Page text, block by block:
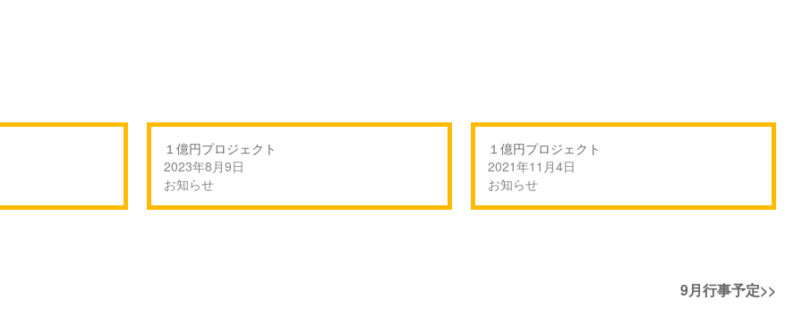
１億円プロジェクト
2023年8月9日
お知らせ
１億円プロジェクト
2021年11月4日
お知らせ
次
9月行事予定>>